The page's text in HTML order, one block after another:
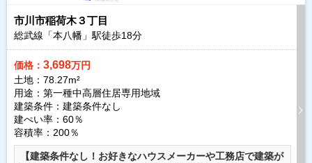
市川市稲荷木３丁目
総武線「本八幡」駅徒歩18分
価格： 3,698万円
土地：78.27m²
用途：第一種中高層住居専用地域
建築条件： 建築条件なし
建ぺい率：60％
容積率：200％
【建築条件なし！お好きなハウスメーカーや工務店で建築が